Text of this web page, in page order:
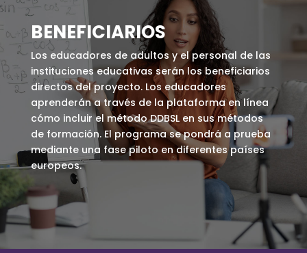
BENEFICIARIOS
Los educadores de adultos y el personal de las
instituciones educativas serán los beneficiarios
directos del proyecto. Los educadores
aprenderán a través de la plataforma en línea
cómo incluir el método DDBSL en sus métodos
de formación. El programa se pondrá a prueba
mediante una fase piloto en diferentes países
europeos.